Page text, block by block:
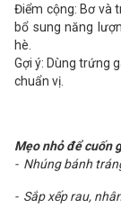
Điểm cộng: Bơ và
bổ sung năng
hè.
Gợi ý: Dùng trứng
chuẩn vị.
Mẹo nhỏ để cuốn
- Nhúng bánh
- Sắp xếp rau,